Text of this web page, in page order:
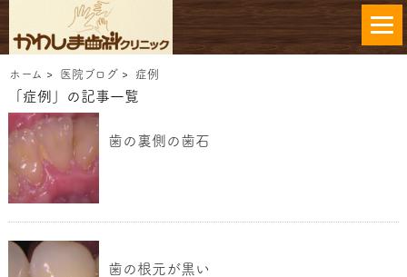
ホーム > 医院ブログ > 症例
「症例」の記事一覧
歯の裏側の歯石
歯の根元が黒い